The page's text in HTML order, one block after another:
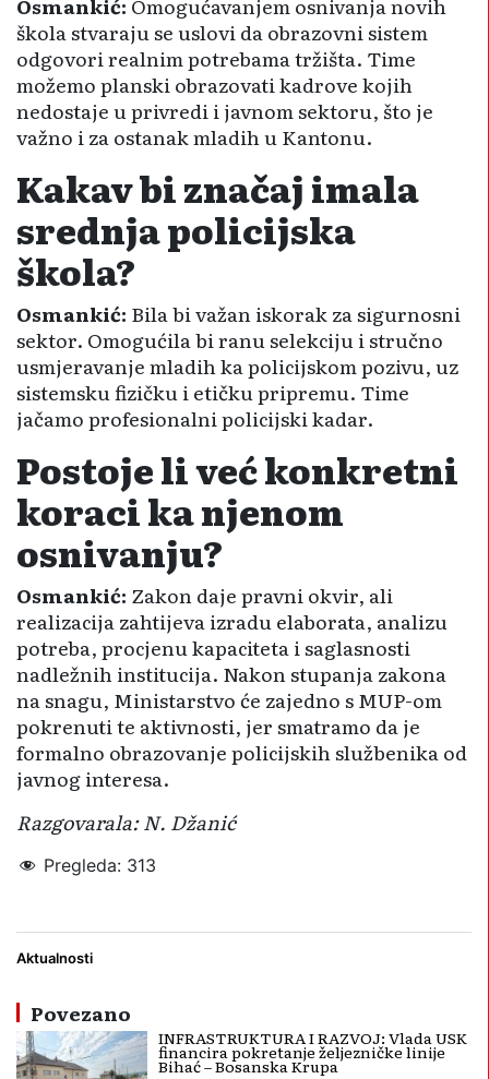
škola stvaraju se uslovi da obrazovni sistem
odgovori realnim potrebama tržišta. Time
možemo planski obrazovati kadrove kojih
nedostaje u privredi i javnom sektoru, što je
važno i za ostanak mladih u Kantonu.
Kakav bi značaj imala
srednja policijska
škola?
Osmankić: Bila bi važan iskorak za sigurnosni
sektor. Omogućila bi ranu selekciju i stručno
usmjeravanje mladih ka policijskom pozivu, uz
sistemsku fizičku i etičku pripremu. Time
jačamo profesionalni policijski kadar.
Postoje li već konkretni
koraci ka njenom
osnivanju?
Osmankić: Zakon daje pravni okvir, ali
realizacija zahtijeva izradu elaborata, analizu
potreba, procjenu kapaciteta i saglasnosti
nadležnih institucija. Nakon stupanja zakona
na snagu, Ministarstvo će zajedno s MUP-om
pokrenuti te aktivnosti, jer smatramo da je
formalno obrazovanje policijskih službenika od
javnog interesa.
Razgovarala: N. Džanić
Pregleda: 313
Aktualnosti
Povezano
INFRASTRUKTURA I RAZVOJ: Vlada USK
financira pokretanje željezničke linije
Bihać – Bosanska Krupa